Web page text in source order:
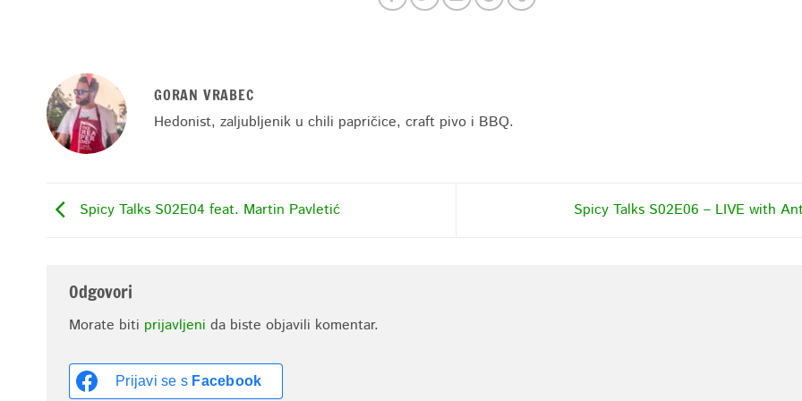
GORAN VRABEC
Hedonist, zaljubljenik u chili papričice, craft pivo i BBQ.
Spicy Talks S02E04 feat. Martin Pavletić Spicy Talks S02E06 – LIVE with
Odgovori
Morate biti prijavljeni da biste objavili komentar.
Prijavi se s Facebook